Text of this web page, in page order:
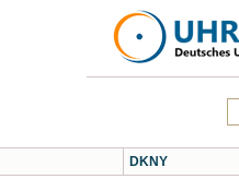
DKNY